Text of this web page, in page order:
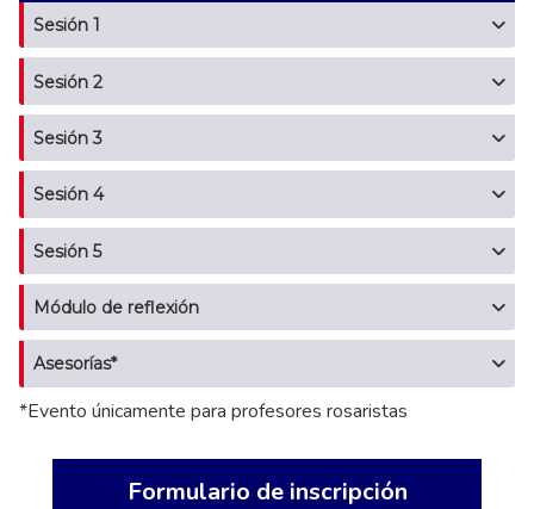
Formulario de inscripción
Sesión 1
Sesión 2
Sesión 3
Sesión 4
Sesión 5
Módulo de reflexión
Asesorías*
*Evento únicamente para profesores rosaristas